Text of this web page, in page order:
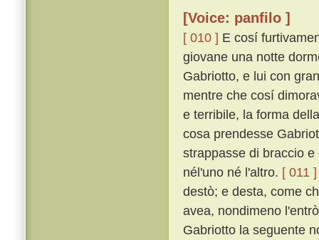
[Voice: panfilo ]
[ 010 ] E cosí
giovane una notte
Gabriotto, e lui con
mentre che cosí
e terribile, la forma
cosa prendesse
strappasse di braccio
nél'uno né l'altro. [ 011 ]
destò; e desta, come
avea, nondimeno
Gabriotto la seguente